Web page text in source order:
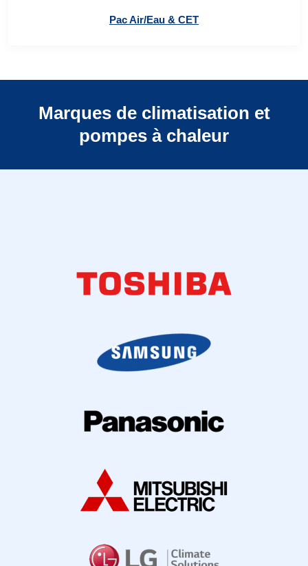
Pac Air/Eau & CET
Marques de climatisation et
pompes à chaleur